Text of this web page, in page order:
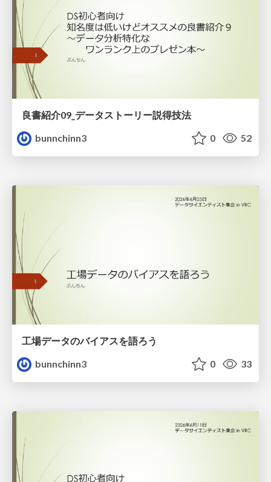
良書紹介09_データストーリー説得技法
bunnchinn3
0 52
工場データのバイアスを語ろう
bunnchinn3
0 33